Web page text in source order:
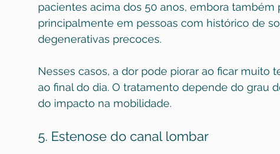
pacientes acima dos 50 anos, embora também
principalmente em pessoas com histórico de
degenerativas precoces.
Nesses casos, a dor pode piorar ao ficar muito
ao final do dia. O tratamento depende do grau
do impacto na mobilidade.
5. Estenose do canal lombar